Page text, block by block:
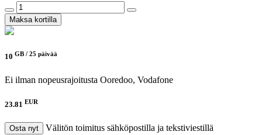
Maksa kortilla
10 GB / 25 päivää
Ei ilman nopeusrajoitusta Ooredoo, Vodafone
23.81 EUR
Osta nyt
Välitön toimitus sähköpostilla ja tekstiviestillä